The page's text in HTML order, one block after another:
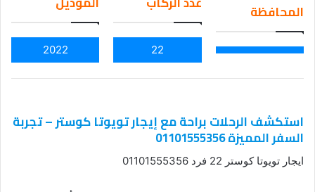
ail
المحافظة
22
2022
استكشف الرحلات براحة مع إيجار تويوتا كوستر – تجربة
السفر المميزة 01101555356
ايجار تويوتا كوستر 22 فرد 01101555356